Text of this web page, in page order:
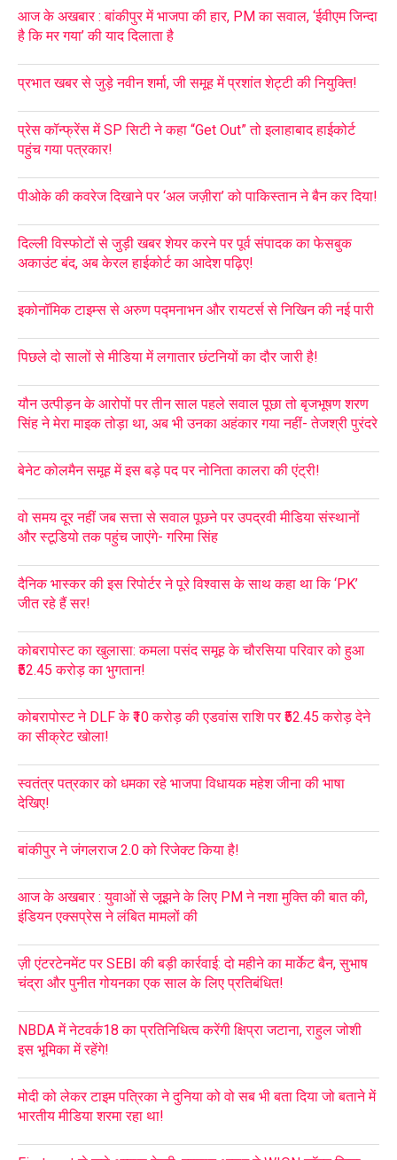
आज के अखबार : बांकीपुर में भाजपा की हार, PM का सवाल, ‘ईवीएम जिन्दा
है कि मर गया’ की याद दिलाता है
प्रभात खबर से जुड़े नवीन शर्मा, जी समूह में प्रशांत शेट्टी की नियुक्ति!
प्रेस कॉन्फ्रेंस में SP सिटी ने कहा “Get Out” तो इलाहाबाद हाईकोर्ट
पहुंच गया पत्रकार!
पीओके की कवरेज दिखाने पर ‘अल जज़ीरा’ को पाकिस्तान ने बैन कर दिया!
दिल्ली विस्फोटों से जुड़ी खबर शेयर करने पर पूर्व संपादक का फेसबुक
अकाउंट बंद, अब केरल हाईकोर्ट का आदेश पढ़िए!
इकोनॉमिक टाइम्स से अरुण पद्मनाभन और रायटर्स से निखिन की नई पारी
पिछले दो सालों से मीडिया में लगातार छंटनियों का दौर जारी है!
यौन उत्पीड़न के आरोपों पर तीन साल पहले सवाल पूछा तो बृजभूषण शरण
सिंह ने मेरा माइक तोड़ा था, अब भी उनका अहंकार गया नहीं- तेजश्री पुरंदरे
बेनेट कोलमैन समूह में इस बड़े पद पर नोनिता कालरा की एंट्री!
वो समय दूर नहीं जब सत्ता से सवाल पूछने पर उपद्रवी मीडिया संस्थानों
और स्टूडियो तक पहुंच जाएंगे- गरिमा सिंह
दैनिक भास्कर की इस रिपोर्टर ने पूरे विश्वास के साथ कहा था कि ‘PK’
जीत रहे हैं सर!
कोबरापोस्ट का खुलासा: कमला पसंद समूह के चौरसिया परिवार को हुआ
₹52.45 करोड़ का भुगतान!
कोबरापोस्ट ने DLF के ₹10 करोड़ की एडवांस राशि पर ₹52.45 करोड़ देने
का सीक्रेट खोला!
स्वतंत्र पत्रकार को धमका रहे भाजपा विधायक महेश जीना की भाषा
देखिए!
बांकीपुर ने जंगलराज 2.0 को रिजेक्ट किया है!
आज के अखबार : युवाओं से जूझने के लिए PM ने नशा मुक्ति की बात की,
इंडियन एक्सप्रेस ने लंबित मामलों की
ज़ी एंटरटेनमेंट पर SEBI की बड़ी कार्रवाई: दो महीने का मार्केट बैन, सुभाष
चंद्रा और पुनीत गोयनका एक साल के लिए प्रतिबंधित!
NBDA में नेटवर्क18 का प्रतिनिधित्व करेंगी क्षिप्रा जटाना, राहुल जोशी
इस भूमिका में रहेंगे!
मोदी को लेकर टाइम पत्रिका ने दुनिया को वो सब भी बता दिया जो बताने में
भारतीय मीडिया शरमा रहा था!